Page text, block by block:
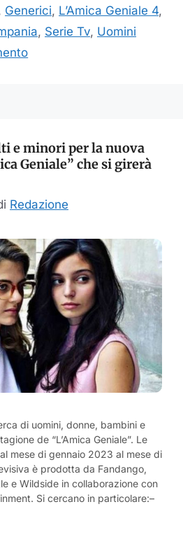
, Generici, L’Amica Geniale 4,
, Serie Tv, Uomini
e minori per la nuova
Geniale” che si girerà
Redazione
di uomini, donne, bambini e
de “L’Amica Geniale”. Le
mese di gennaio 2023 al mese di
è prodotta da Fandango,
e Wildside in collaborazione con
Si cercano in particolare:–